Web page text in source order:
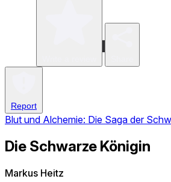
Report
Blut und Alchemie: Die Saga der
Die Schwarze Königin
Markus Heitz